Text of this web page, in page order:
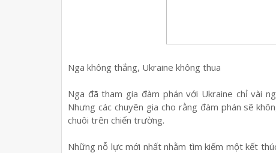
Nga không thắng, Ukraine không thua
Nga đã tham gia đàm phán với Ukraine chỉ vài
Nhưng các chuyên gia cho rằng đàm phán sẽ
chuôi trên chiến trường.
Những nỗ lực mới nhất nhằm tìm kiếm một kết